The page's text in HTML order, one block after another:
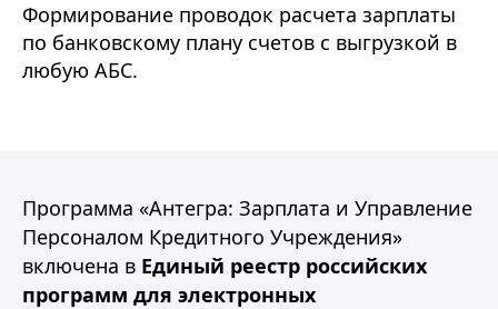
Формирование проводок расчета зарплаты
по банковскому плану счетов с выгрузкой в
любую АБС.
Программа «Антегра: Зарплата и Управление
Персоналом Кредитного Учреждения»
включена в Единый реестр российских
программ для электронных